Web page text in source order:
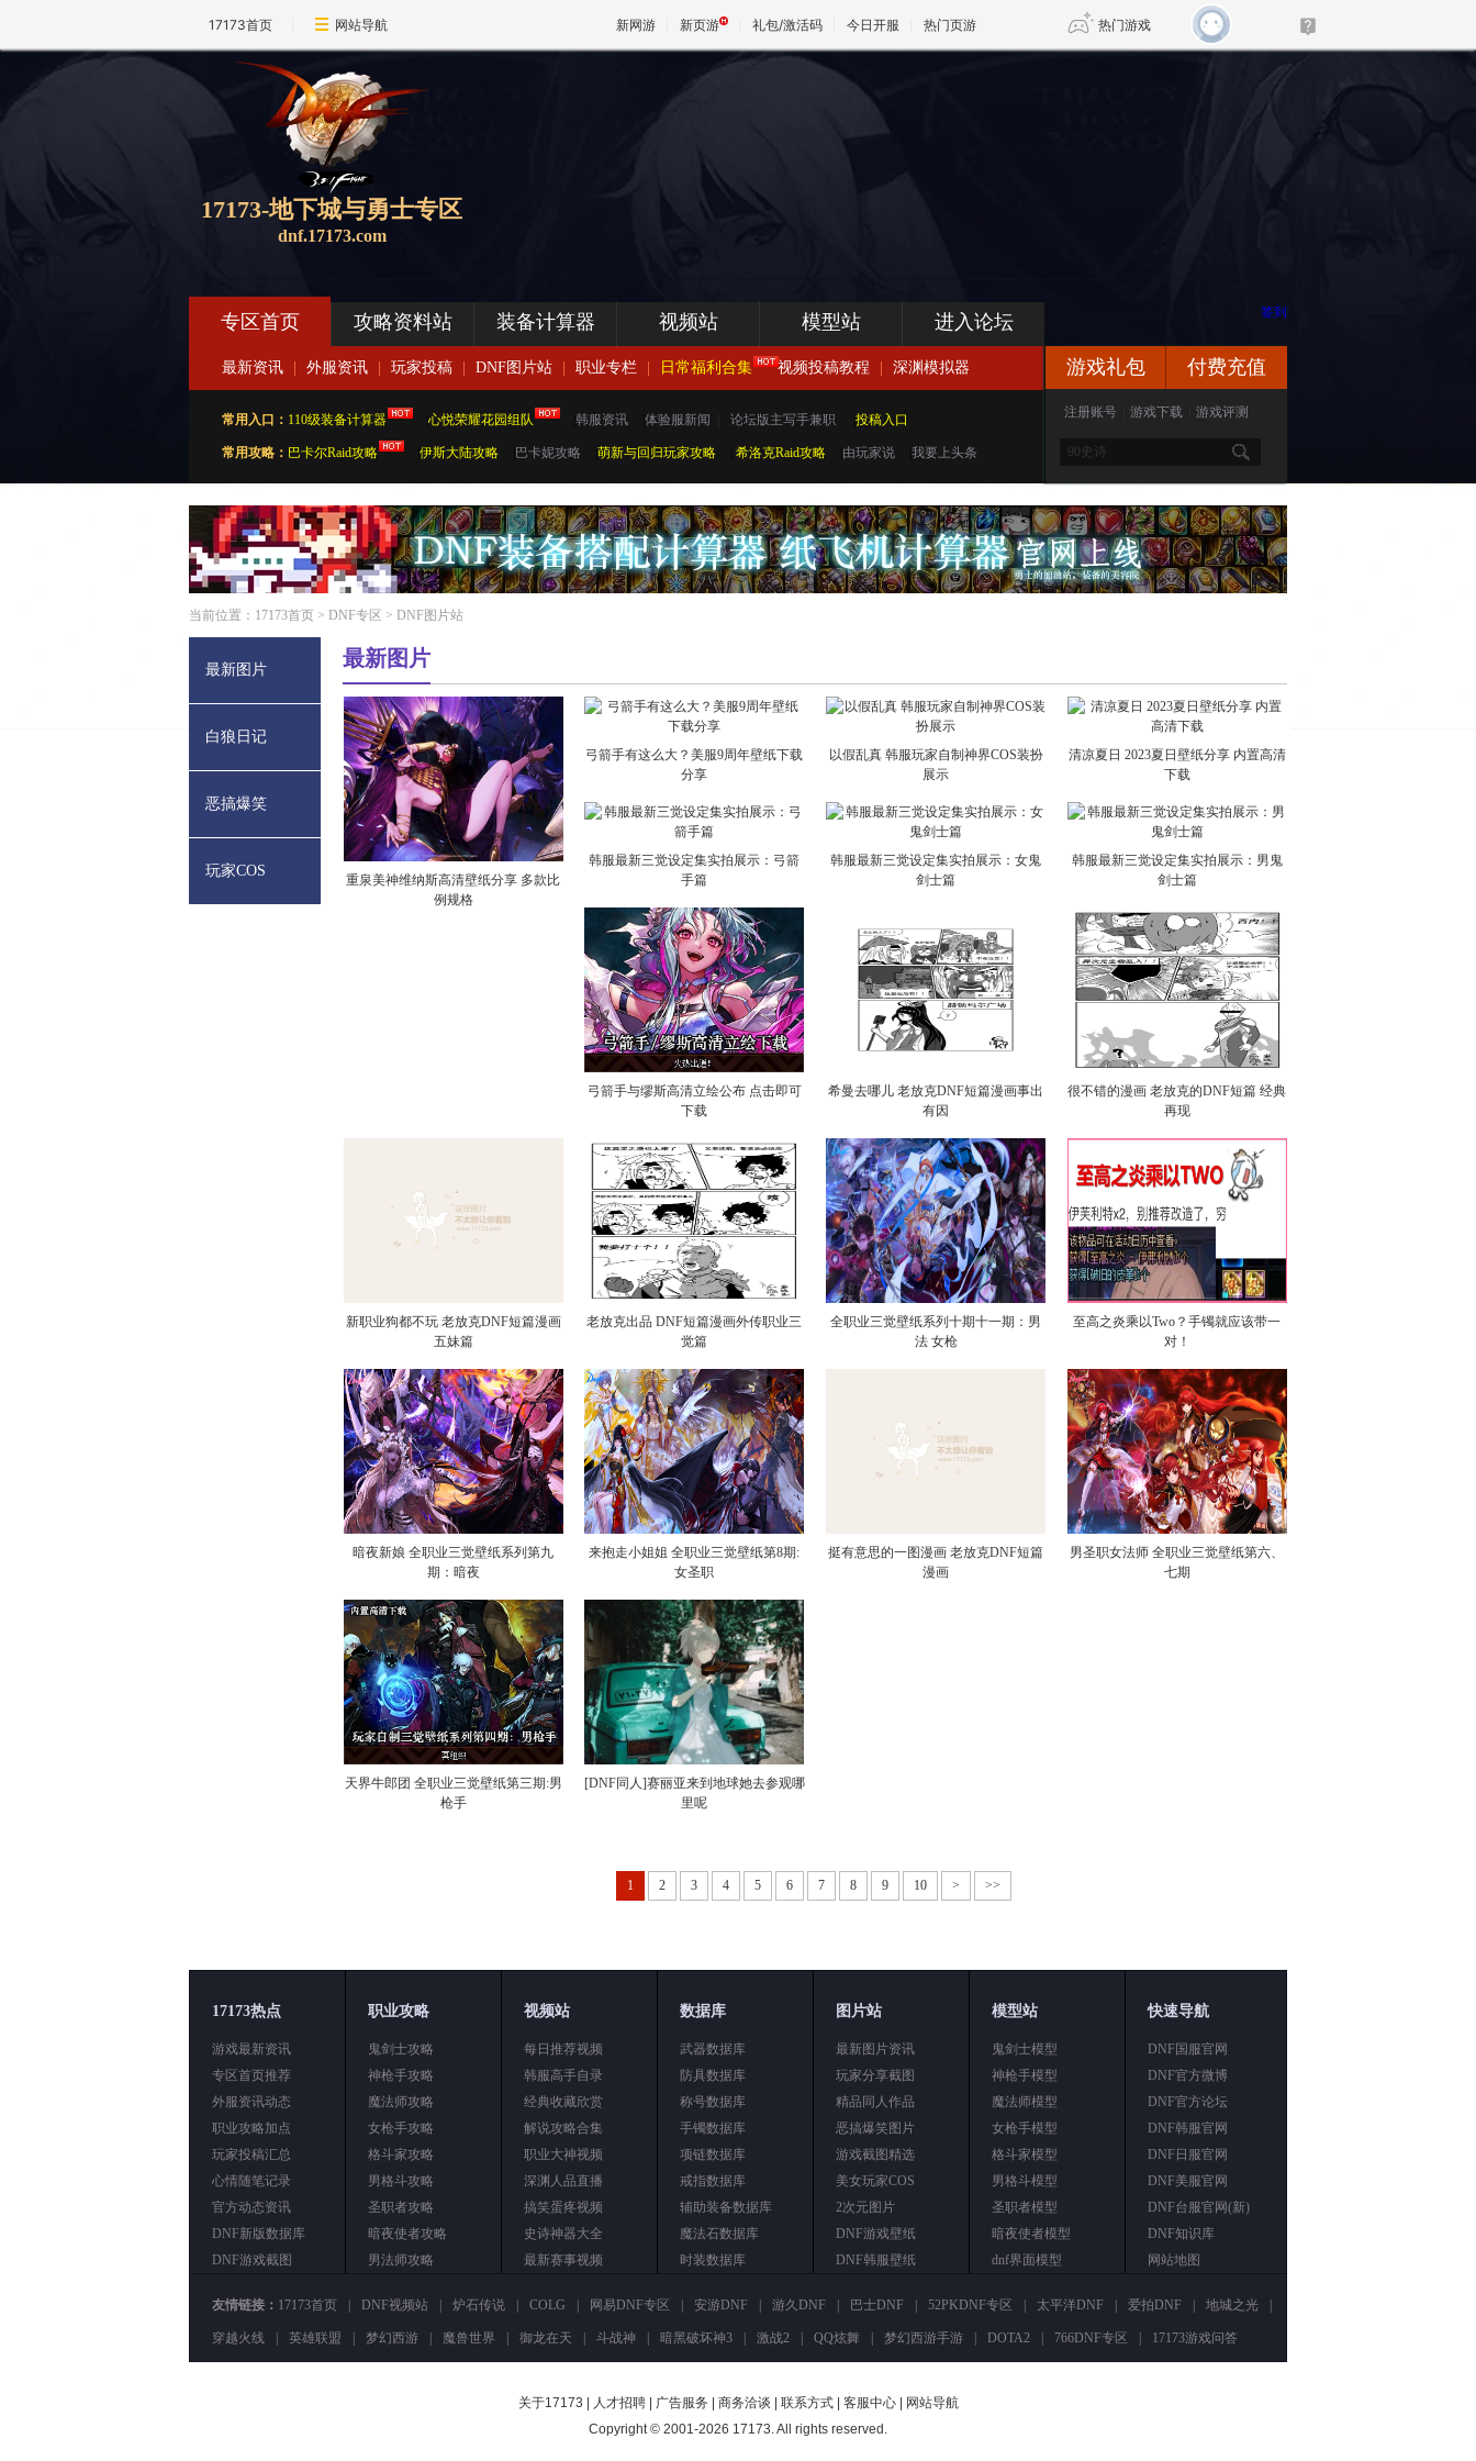
17173首页 网站导航 新网游 新页游 礼包/激活码 今日开服 热门页游 热门游戏
17173-地下城与勇士专区
dnf.17173.com
专区首页 攻略资料站 装备计算器 视频站 模型站 进入论坛 签到
最新资讯 外服资讯 玩家投稿 DNF图片站 职业专栏 日常福利合集 视频投稿教程 深渊模拟器
常用入口： 110级装备计算器 心悦荣耀花园组队 韩服资讯 体验服新闻 论坛版主写手兼职 投稿入口
常用攻略： 巴卡尔Raid攻略 伊斯大陆攻略 巴卡妮攻略 萌新与回归玩家攻略 希洛克Raid攻略 由玩家说 我要上头条
游戏礼包 付费充值
注册账号 游戏下载 游戏评测
当前位置： 17173首页 > DNF专区 > DNF图片站
最新图片
重泉美神维纳斯高清壁纸分享 多款比
例规格
弓箭手有这么大？美服9周年壁纸下载
分享
以假乱真 韩服玩家自制神界COS装扮
展示
清凉夏日 2023夏日壁纸分享 内置高清
下载
韩服最新三觉设定集实拍展示：弓箭
手篇
韩服最新三觉设定集实拍展示：女鬼
剑士篇
韩服最新三觉设定集实拍展示：男鬼
剑士篇
弓箭手与缪斯高清立绘公布 点击即可
下载
希曼去哪儿 老放克DNF短篇漫画事出
有因
很不错的漫画 老放克的DNF短篇 经典
再现
新职业狗都不玩 老放克DNF短篇漫画
五妹篇
老放克出品 DNF短篇漫画外传职业三
觉篇
全职业三觉壁纸系列十期十一期：男
法 女枪
至高之炎乘以Two？手镯就应该带一
对！
暗夜新娘 全职业三觉壁纸系列第九
期：暗夜
来抱走小姐姐 全职业三觉壁纸第8期:
女圣职
挺有意思的一图漫画 老放克DNF短篇
漫画
男圣职女法师 全职业三觉壁纸第六、
七期
天界牛郎团 全职业三觉壁纸第三期:男
枪手
[DNF同人]赛丽亚来到地球她去参观哪
里呢
1 2 3 4 5 6 7 8 9 10 > >>
最新图片
白狼日记
恶搞爆笑
玩家COS
17173热点
游戏最新资讯
专区首页推荐
外服资讯动态
职业攻略加点
玩家投稿汇总
心情随笔记录
官方动态资讯
DNF新版数据库
DNF游戏截图
职业攻略
鬼剑士攻略
神枪手攻略
魔法师攻略
女枪手攻略
格斗家攻略
男格斗攻略
圣职者攻略
暗夜使者攻略
男法师攻略
视频站
每日推荐视频
韩服高手自录
经典收藏欣赏
解说攻略合集
职业大神视频
深渊人品直播
搞笑蛋疼视频
史诗神器大全
最新赛事视频
数据库
武器数据库
防具数据库
称号数据库
手镯数据库
项链数据库
戒指数据库
辅助装备数据库
魔法石数据库
时装数据库
图片站
最新图片资讯
玩家分享截图
精品同人作品
恶搞爆笑图片
游戏截图精选
美女玩家COS
2次元图片
DNF游戏壁纸
DNF韩服壁纸
模型站
鬼剑士模型
神枪手模型
魔法师模型
女枪手模型
格斗家模型
男格斗模型
圣职者模型
暗夜使者模型
dnf界面模型
快速导航
DNF国服官网
DNF官方微博
DNF官方论坛
DNF韩服官网
DNF日服官网
DNF美服官网
DNF台服官网(新)
DNF知识库
网站地图
友情链接： 17173首页 DNF视频站 炉石传说 COLG 网易DNF专区 安游DNF 游久DNF 巴士DNF 52PKDNF专区 太平洋DNF 爱拍DNF 地城之光
穿越火线 英雄联盟 梦幻西游 魔兽世界 御龙在天 斗战神 暗黑破坏神3 激战2 QQ炫舞 梦幻西游手游 DOTA2 766DNF专区 17173游戏问答
关于17173 人才招聘| 广告服务 商务洽谈 联系方式| 客服中心|
网站导航
Copyright © 2001-2026 17173. All rights reserved.